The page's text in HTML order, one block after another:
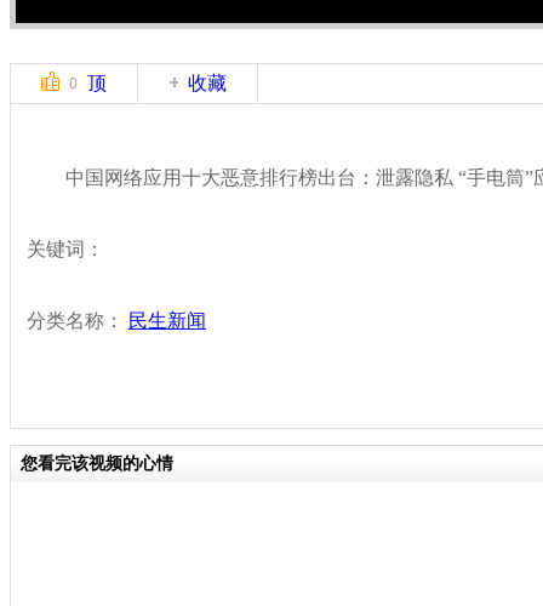
0 顶 收藏
中国网络应用十大恶意排行榜出台：泄露隐私 “手电筒”
关键词：
分类名称： 民生新闻
您看完该视频的心情